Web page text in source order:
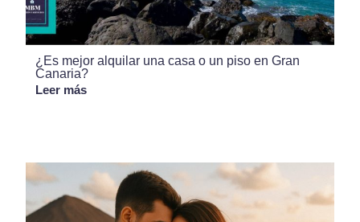
¿Es mejor alquilar una casa o un piso en Gran
Canaria?
Leer más